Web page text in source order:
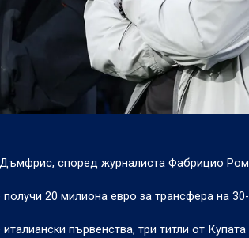
според журналиста Фабрицио
20 милиона евро за трансфера на
първенства, три титли от